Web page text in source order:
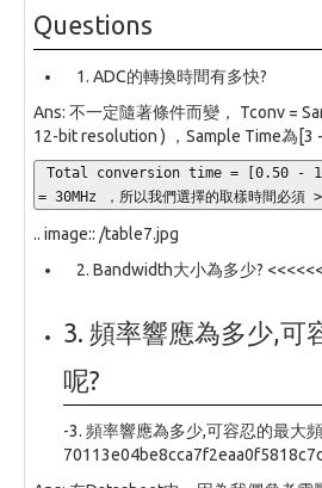
Questions
ADC的轉換時間有多快?
Ans: 不一定隨著條件而變， Tconv =
12-bit resolution ) ，Sample Time為[3
= 30MHz ，所以我們選擇的取樣時間必須
.. image:: /table7.jpg
Bandwidth大小為多少?
3. 頻率響應為多少,可
呢?
-3. 頻率響應為多少,可容忍的最大